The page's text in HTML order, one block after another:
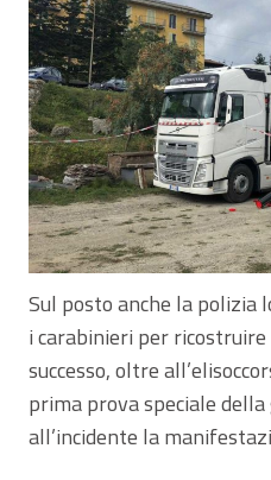
Sul posto anche la polizia
i carabinieri per
successo, oltre
prima prova speciale
all’incidente la